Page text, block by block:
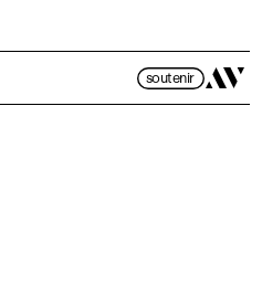
soutenir